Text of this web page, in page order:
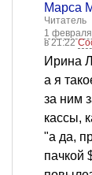
Марса
Читатель
1
в 21:22
Ирина
а я
за ним
кассы,
"а да,
пачкой